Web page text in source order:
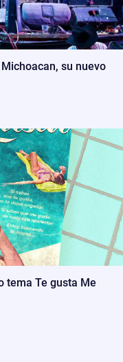
su nuevo
tema Te gusta Me